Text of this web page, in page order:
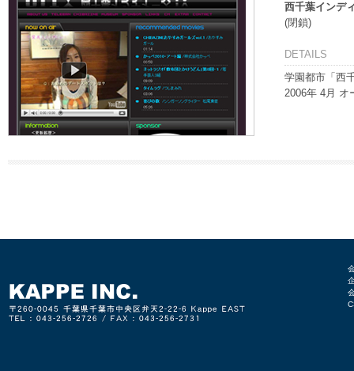
西千葉インデ
(閉鎖)
DETAILS
学園都市「西
2006年 4月 オ